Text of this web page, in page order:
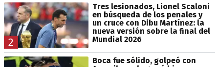
2
Tres lesionados, Lionel Scaloni
en búsqueda de los penales y
un cruce con Dibu Martínez: la
nueva versión sobre la final del
Mundial 2026
Boca fue sólido, golpeó con